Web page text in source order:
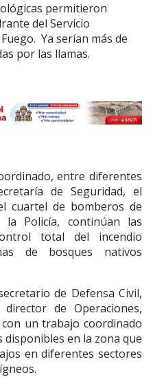
permitieron
del Servicio
Ya serían más de
por las llamas.
entre diferentes
de Seguridad, el
cuartel de bomberos de
la Policía, continúan las
total del incendio
de bosques nativos
de Defensa Civil,
de Operaciones,
un trabajo coordinado
en la zona que
en diferentes sectores